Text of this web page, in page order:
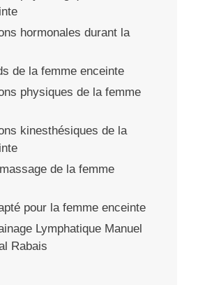
hormonales durant la
de la femme enceinte
physiques de la femme
kinesthésiques de la
de la femme
pour la femme enceinte
Lymphatique Manuel
Rabais